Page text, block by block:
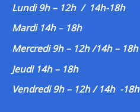
Lundi 9h – 12h / 14h-18h
Mardi 14h– 18h
Mercredi 9h – 12h /14h – 18h
Jeudi 14h – 18h
Vendredi 9h – 12h / 14h -18h